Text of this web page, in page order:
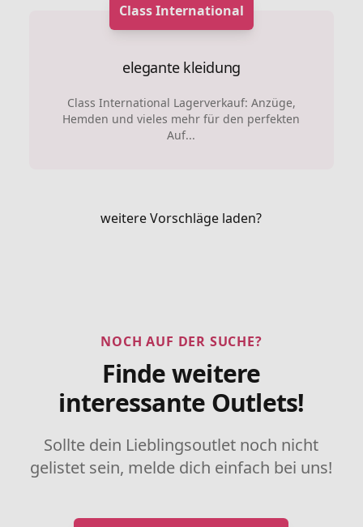
Class International
elegante kleidung
Class International Lagerverkauf: Anzüge,
Hemden und vieles mehr für den perfekten
Auf...
weitere Vorschläge laden?
NOCH AUF DER SUCHE?
Finde weitere
interessante Outlets!
Sollte dein Lieblingsoutlet noch nicht
gelistet sein, melde dich einfach bei uns!